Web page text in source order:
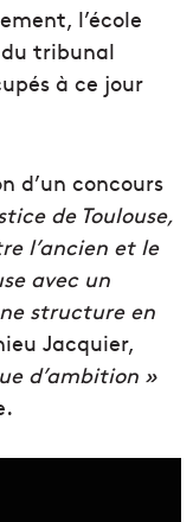
l’école
tribunal
à ce jour
d’un concours
de Toulouse,
l’ancien et le
avec un
structure en
Jacquier,
d’ambition »